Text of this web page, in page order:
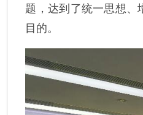
题，达到了统一思想、
目的。